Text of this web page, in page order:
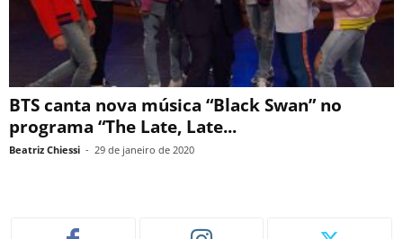
BTS canta nova música “Black Swan” no
programa “The Late, Late...
Beatriz Chiessi - 29 de janeiro de 2020